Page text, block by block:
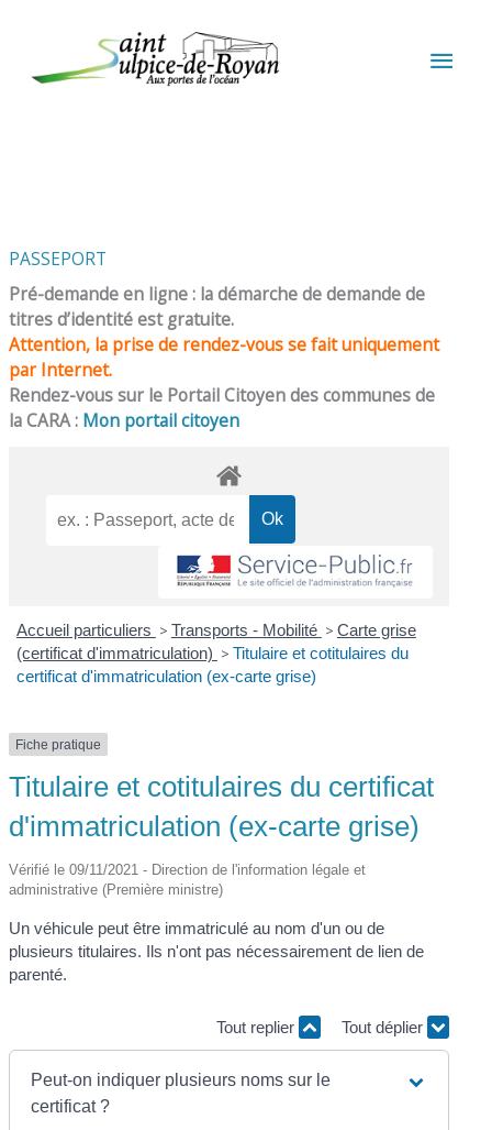
PASSEPORT
Pré-demande en ligne : la démarche de demande de
titres d’identité est gratuite.
Attention, la prise de rendez-vous se fait uniquement
par Internet.
Rendez-vous sur le Portail Citoyen des communes de
la CARA : Mon portail citoyen
Accueil particuliers > Transports - Mobilité > Carte grise
(certificat d'immatriculation) > Titulaire et cotitulaires du
certificat d'immatriculation (ex-carte grise)
Fiche pratique
Titulaire et cotitulaires du certificat
d'immatriculation (ex-carte grise)
Vérifié le 09/11/2021 - Direction de l'information légale et
administrative (Première ministre)
Un véhicule peut être immatriculé au nom d'un ou de
plusieurs titulaires. Ils n'ont pas nécessairement de lien de
parenté.
Tout replier Tout déplier
Peut-on indiquer plusieurs noms sur le
certificat ?